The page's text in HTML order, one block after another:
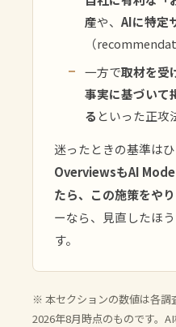
産や、 AIに特定
（
一方で取材を受
事実に基づいて
る といった正攻
迷ったときの基準はひ
OverviewsもAI
たら、この施策をやり
ーなら、見直したほ
す。
※ 本セクションの数値は各調
2026年8月時点のものです。